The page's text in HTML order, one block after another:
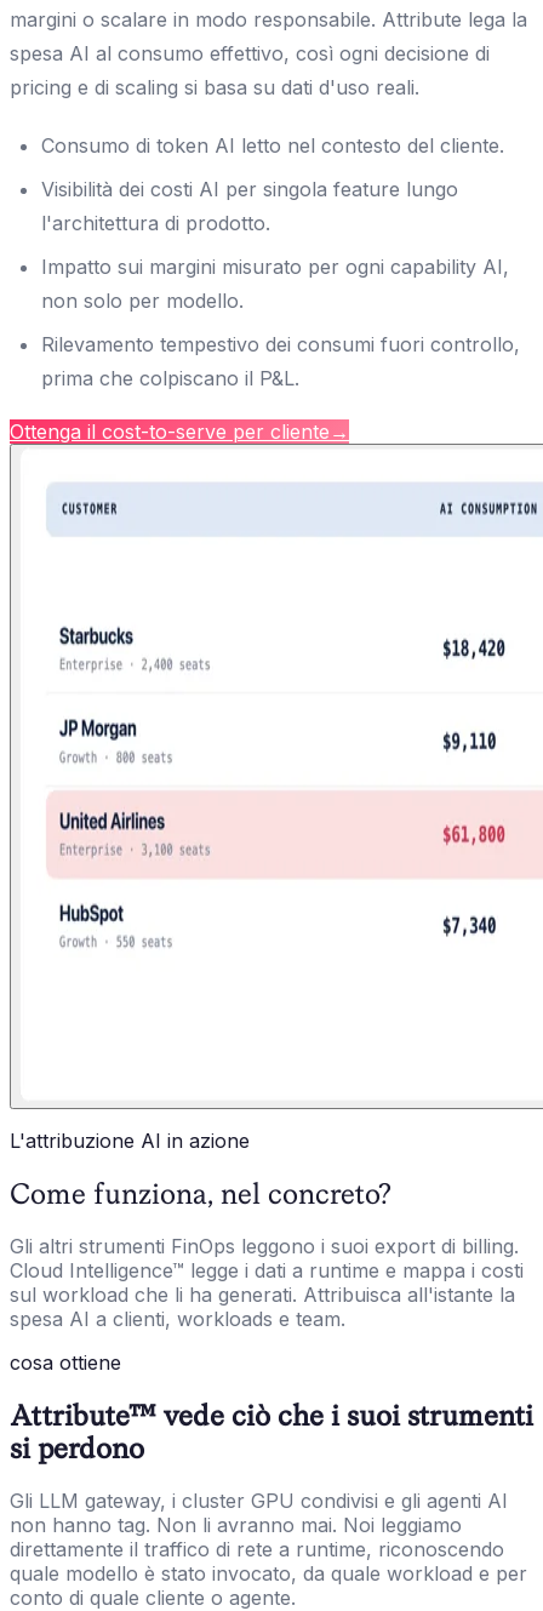
margini o scalare in modo responsabile. Attribute lega la
spesa AI al consumo effettivo, così ogni decisione di
pricing e di scaling si basa su dati d'uso reali.
Consumo di token AI letto nel contesto del cliente.
Visibilità dei costi AI per singola feature lungo
l'architettura di prodotto.
Impatto sui margini misurato per ogni capability AI,
non solo per modello.
Rilevamento tempestivo dei consumi fuori controllo,
prima che colpiscano il P&L.
Ottenga il cost-to-serve per cliente →
L'attribuzione AI in azione
Come funziona, nel concreto?
Gli altri strumenti FinOps leggono i suoi export di billing.
Cloud Intelligence™ legge i dati a runtime e mappa i costi
sul workload che li ha generati. Attribuisca all'istante la
spesa AI a clienti, workloads e team.
cosa ottiene
Attribute™ vede ciò che i suoi strumenti
si perdono
Gli LLM gateway, i cluster GPU condivisi e gli agenti AI
non hanno tag. Non li avranno mai. Noi leggiamo
direttamente il traffico di rete a runtime, riconoscendo
quale modello è stato invocato, da quale workload e per
conto di quale cliente o agente.